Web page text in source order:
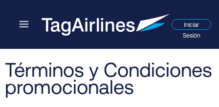
Iniciar
Sesión
Términos y Condiciones
promocionales